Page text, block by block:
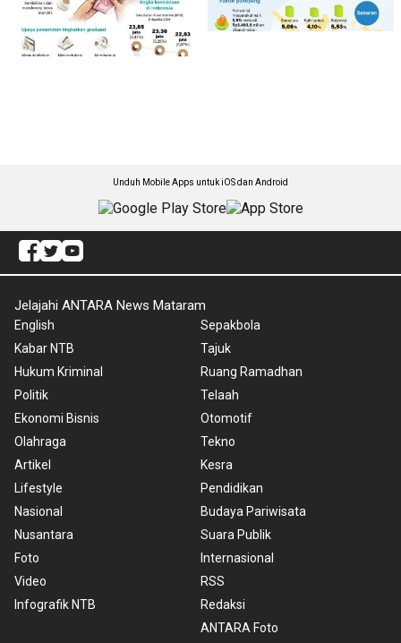
Unduh Mobile Apps untuk iOS dan Android
Jelajahi ANTARA News Mataram
English
Kabar NTB
Hukum Kriminal
Politik
Ekonomi Bisnis
Olahraga
Artikel
Lifestyle
Nasional
Nusantara
Foto
Video
Infografik NTB
Sepakbola
Tajuk
Ruang Ramadhan
Telaah
Otomotif
Tekno
Kesra
Pendidikan
Budaya Pariwisata
Suara Publik
Internasional
RSS
Redaksi
ANTARA Foto